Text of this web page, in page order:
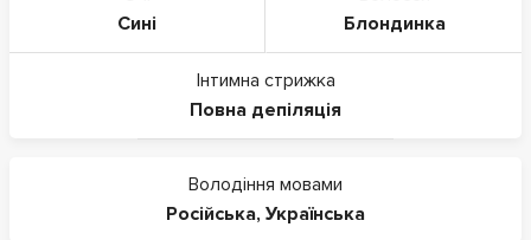
Сині
Блондинка
Інтимна стрижка
Повна депіляція
Володіння мовами
Російська, Українська